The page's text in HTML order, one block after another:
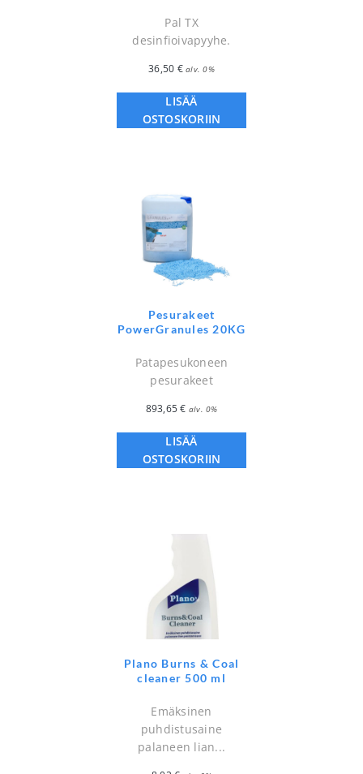
Pal TX
desinfioivapyyhe.
36,50 € alv. 0%
LISÄÄ
OSTOSKORIIN
Pesurakeet
PowerGranules 20KG
Patapesukoneen
pesurakeet
893,65€ alv. 0%
LISÄÄ
OSTOSKORIIN
Plano Burns & Coal
cleaner 500 ml
Emäksinen
puhdistusaine
palaneen lian...